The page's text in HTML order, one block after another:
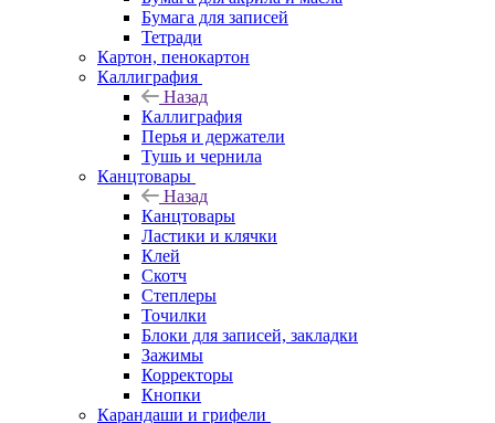
Бумага для записей
Тетради
Картон, пенокартон
Каллиграфия
Назад
Каллиграфия
Перья и держатели
Тушь и чернила
Канцтовары
Назад
Канцтовары
Ластики и клячки
Клей
Скотч
Степлеры
Точилки
Блоки для записей, закладки
Зажимы
Корректоры
Кнопки
Карандаши и грифели